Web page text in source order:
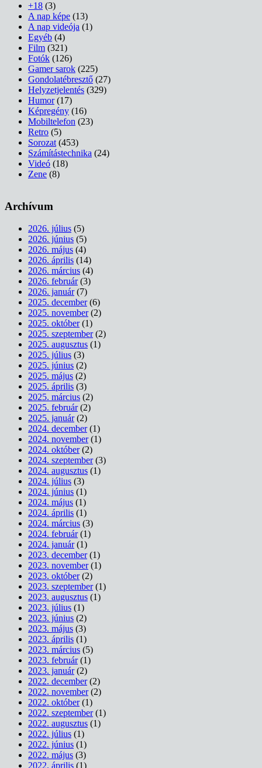
+18 (3)
A nap képe (13)
A nap videója (1)
Egyéb (4)
Film (321)
Fotók (126)
Gamer sarok (225)
Gondolatébresztő (27)
Helyzetjelentés (329)
Humor(17)
Képregény (16)
Mobiltelefon (23)
Retro (5)
Sorozat (453)
Számítástechnika (24)
Videó (18)
Zene (8)
Archívum
2026. július (5)
2026. június (5)
2026. május (4)
2026. április (14)
2026. március (4)
2026. február(3)
2026. január(7)
2025. december(6)
2025. november(2)
2025. október(1)
2025. szeptember(2)
2025. augusztus (1)
2025. július (3)
2025. június (2)
2025. május (2)
2025. április (3)
2025. március (2)
2025. február(2)
2025. január(2)
2024. december(1)
2024. november(1)
2024. október(2)
2024. szeptember(3)
2024. augusztus (1)
2024. július (3)
2024. június (1)
2024. május (1)
2024. április (1)
2024. március (3)
2024. február(1)
2024. január(1)
2023. december(1)
2023. november(1)
2023. október(2)
2023. szeptember(1)
2023. augusztus (1)
2023. július (1)
2023. június (2)
2023. május (3)
2023. április (1)
2023. március (5)
2023. február(1)
2023. január(2)
2022. december(2)
2022. november(2)
2022. október(1)
2022. szeptember(1)
2022. augusztus (1)
2022. július (1)
2022. június (1)
2022. május (3)
2022. április (1)